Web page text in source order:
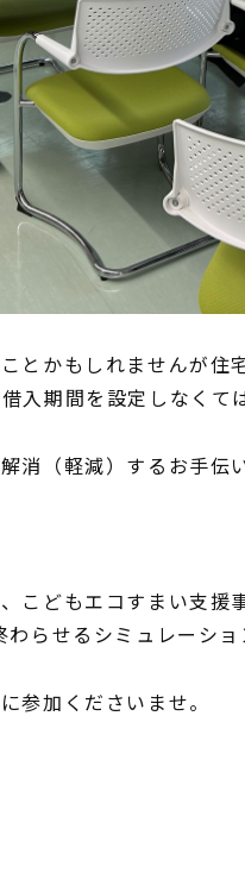
とかもしれませんが
入期間を設定しなくて
消（軽減）するお手伝
こどもエコすまい支
らせるシミュレーショ
参加くださいませ。